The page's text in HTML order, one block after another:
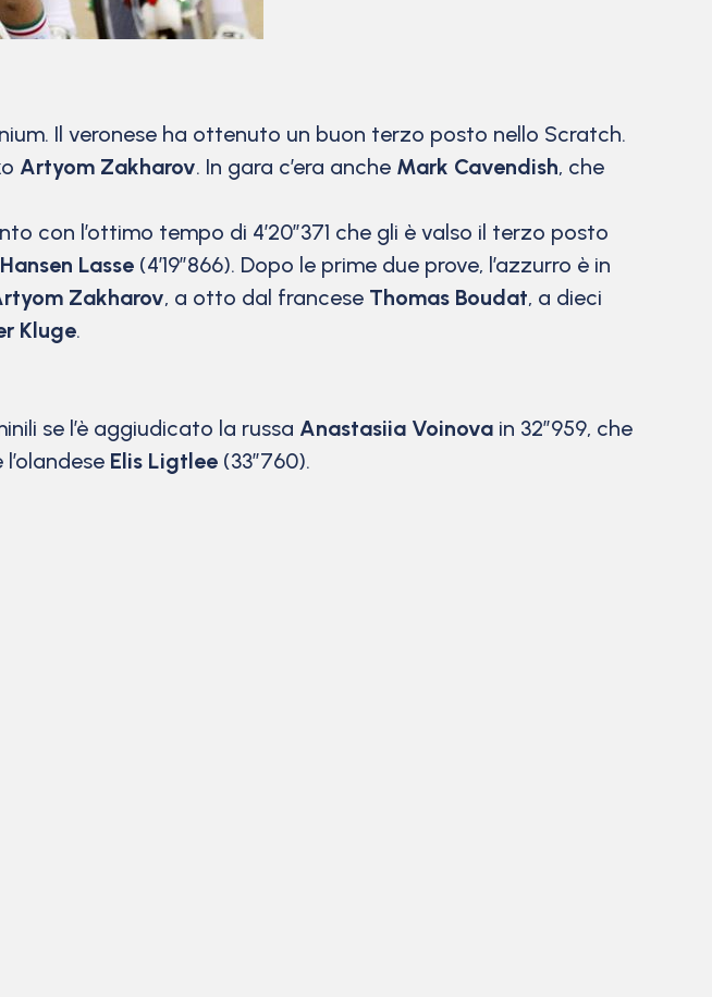
Il veronese ha ottenuto un buon terzo posto nello Scratch.
Artyom Zakharov. In gara c’era anche Mark Cavendish, che
con l’ottimo tempo di 4’20”371 che gli è valso il terzo posto
Hansen Lasse (4’19”866). Dopo le prime due prove, l’azzurro è in
Zakharov, a otto dal francese Thomas Boudat, a dieci
Kluge.
se l’è aggiudicato la russa Anastasiia Voinova in 32”959, che
l’olandese Elis Ligtlee (33”760).